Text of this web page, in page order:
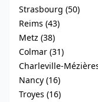
Strasbourg (50)
Reims (43)
Metz (38)
Colmar (31)
Charleville-
Nancy (16)
Troyes (16)